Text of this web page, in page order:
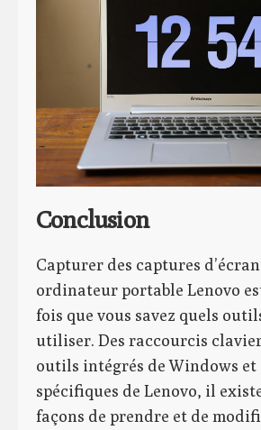
Conclusion
Capturer des captures
ordinateur portable Lenovo
fois que vous savez quels
utiliser. Des raccourcis
outils intégrés de Windows
spécifiques de Lenovo, il
façons de prendre et de